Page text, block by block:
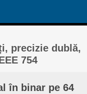
precizie dublă,
754
în binar pe 64